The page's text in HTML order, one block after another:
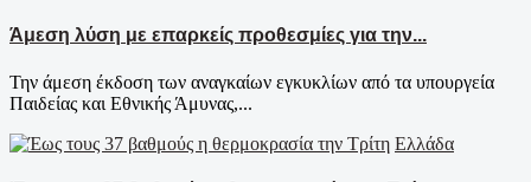
Άμεση λύση με επαρκείς προθεσμίες για την...
Την άμεση έκδοση των αναγκαίων εγκυκλίων από τα υπουργεία
Παιδείας και Εθνικής Άμυνας,...
Ελλάδα